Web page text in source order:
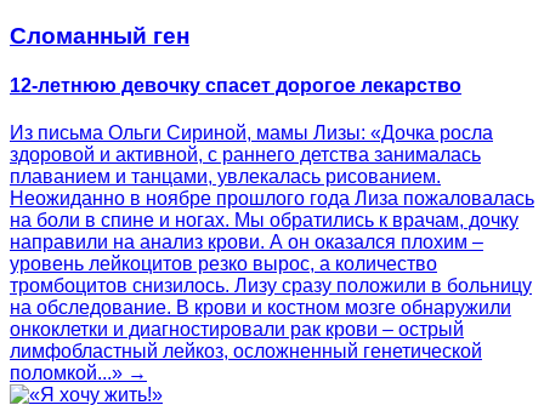
Сломанный ген
12-летнюю девочку спасет дорогое лекарство
Из письма Ольги Сириной, мамы Лизы: «Дочка росла
здоровой и активной, с раннего детства занималась
плаванием и танцами, увлекалась рисованием.
Неожиданно в ноябре прошлого года Лиза пожаловалась
на боли в спине и ногах. Мы обратились к врачам, дочку
направили на анализ крови. А он оказался плохим –
уровень лейкоцитов резко вырос, а количество
тромбоцитов снизилось. Лизу сразу положили в больницу
на обследование. В крови и костном мозге обнаружили
онкоклетки и диагностировали рак крови – острый
лимфобластный лейкоз, осложненный генетической
поломкой...» →